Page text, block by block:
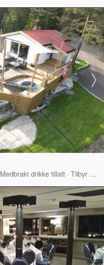
Medbrakt drikke tillatt · Tilbyr servering